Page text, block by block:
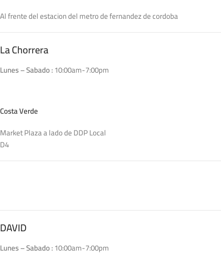
Al frente del estacion del metro de fernandez de cordoba
La Chorrera
Lunes – Sabado :10:00am-7:00pm
Costa Verde
Market Plaza a lado de DDP Local
D4
DAVID
Lunes – Sabado :10:00am-7:00pm